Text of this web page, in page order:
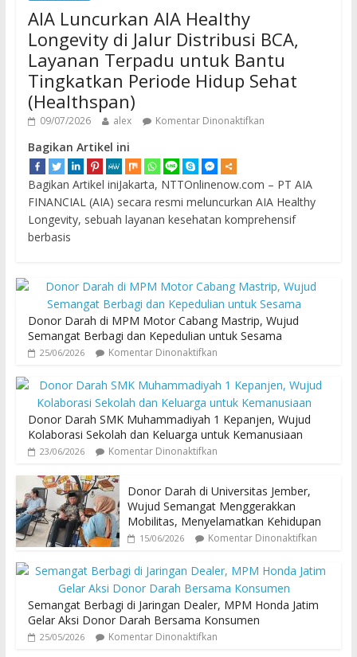
AIA Luncurkan AIA Healthy
Longevity di Jalur Distribusi BCA,
Layanan Terpadu untuk Bantu
Tingkatkan Periode Hidup Sehat
(Healthspan)
09/07/2026 alex Komentar Dinonaktifkan
Bagikan Artikel ini
Bagikan Artikel iniJakarta, NTTOnlinenow.com – PT AIA
FINANCIAL (AIA) secara resmi meluncurkan AIA Healthy
Longevity, sebuah layanan kesehatan komprehensif
berbasis
Donor Darah di MPM Motor Cabang Mastrip, Wujud
Semangat Berbagi dan Kepedulian untuk Sesama
25/06/2026 Komentar Dinonaktifkan
Donor Darah SMK Muhammadiyah 1 Kepanjen, Wujud
Kolaborasi Sekolah dan Keluarga untuk Kemanusiaan
23/06/2026 Komentar Dinonaktifkan
Donor Darah di Universitas Jember,
Wujud Semangat Menggerakkan
Mobilitas, Menyelamatkan Kehidupan
15/06/2026 Komentar Dinonaktifkan
Semangat Berbagi di Jaringan Dealer, MPM Honda Jatim
Gelar Aksi Donor Darah Bersama Konsumen
25/05/2026 Komentar Dinonaktifkan